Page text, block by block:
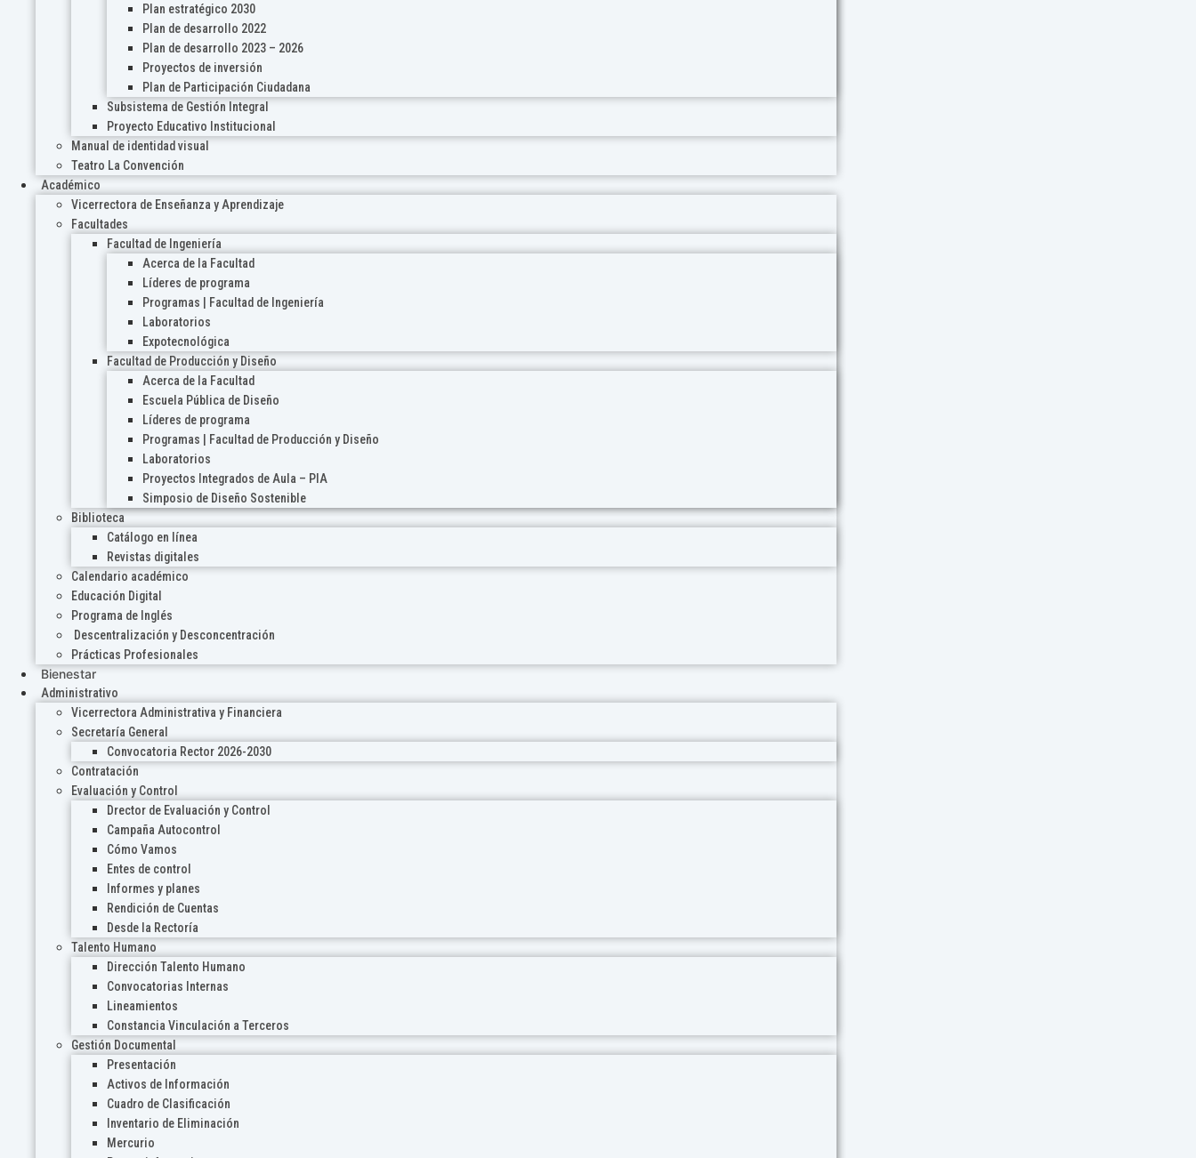
Plan estratégico 2030
Plan de desarrollo 2022
Plan de desarrollo 2023 – 2026
Proyectos de inversión
Plan de Participación Ciudadana
Subsistema de Gestión Integral
Proyecto Educativo Institucional
Manual de identidad visual
Teatro La Convención
Académico
Vicerrectora de Enseñanza y Aprendizaje
Facultades
Facultad de Ingeniería
Acerca de la Facultad
Líderes de programa
Programas | Facultad de Ingeniería
Laboratorios
Expotecnológica
Facultad de Producción y Diseño
Acerca de la Facultad
Escuela Pública de Diseño
Líderes de programa
Programas | Facultad de Producción y Diseño
Laboratorios
Proyectos Integrados de Aula – PIA
Simposio de Diseño Sostenible
Biblioteca
Catálogo en línea
Revistas digitales
Calendario académico
Educación Digital
Programa de Inglés
Descentralización y Desconcentración
Prácticas Profesionales
Bienestar
Administrativo
Vicerrectora Administrativa y Financiera
Secretaría General
Convocatoria Rector 2026-2030
Contratación
Evaluación y Control
Drector de Evaluación y Control
Campaña Autocontrol
Cómo Vamos
Entes de control
Informes y planes
Rendición de Cuentas
Desde la Rectoría
Talento Humano
Dirección Talento Humano
Convocatorias Internas
Lineamientos
Constancia Vinculación a Terceros
Gestión Documental
Presentación
Activos de Información
Cuadro de Clasificación
Inventario de Eliminación
Mercurio